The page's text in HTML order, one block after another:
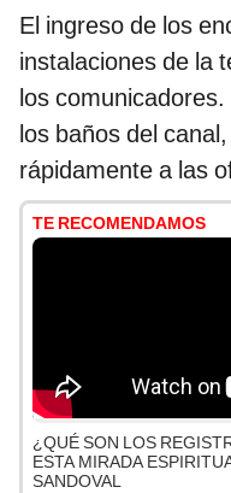
El ingreso de los
instalaciones de la
los
los baños del
rápidamente a las
TE RECOMENDAMOS
¿QUÉ SON LOS
ESTA MIRADA
SANDOVAL